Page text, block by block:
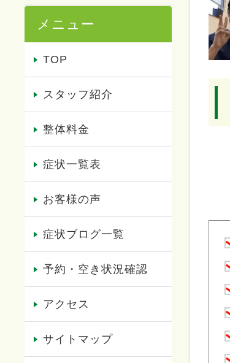
メニュー
TOP
スタッフ紹介
整体料金
症状一覧表
お客様の声
症状ブログ一覧
予約・空き状況確認
アクセス
サイトマップ